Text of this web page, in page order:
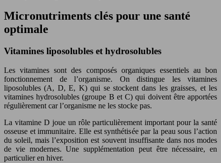
Micronutriments clés pour une santé
optimale
Vitamines liposolubles et hydrosolubles
Les vitamines sont des composés organiques essentiels au bon
fonctionnement de l’organisme. On distingue les vitamines
liposolubles (A, D, E, K) qui se stockent dans les graisses, et les
vitamines hydrosolubles (groupe B et C) qui doivent être apportées
régulièrement car l’organisme ne les stocke pas.
La vitamine D joue un rôle particulièrement important pour la santé
osseuse et immunitaire. Elle est synthétisée par la peau sous l’action
du soleil, mais l’exposition est souvent insuffisante dans nos modes
de vie modernes. Une supplémentation peut être nécessaire, en
particulier en hiver.